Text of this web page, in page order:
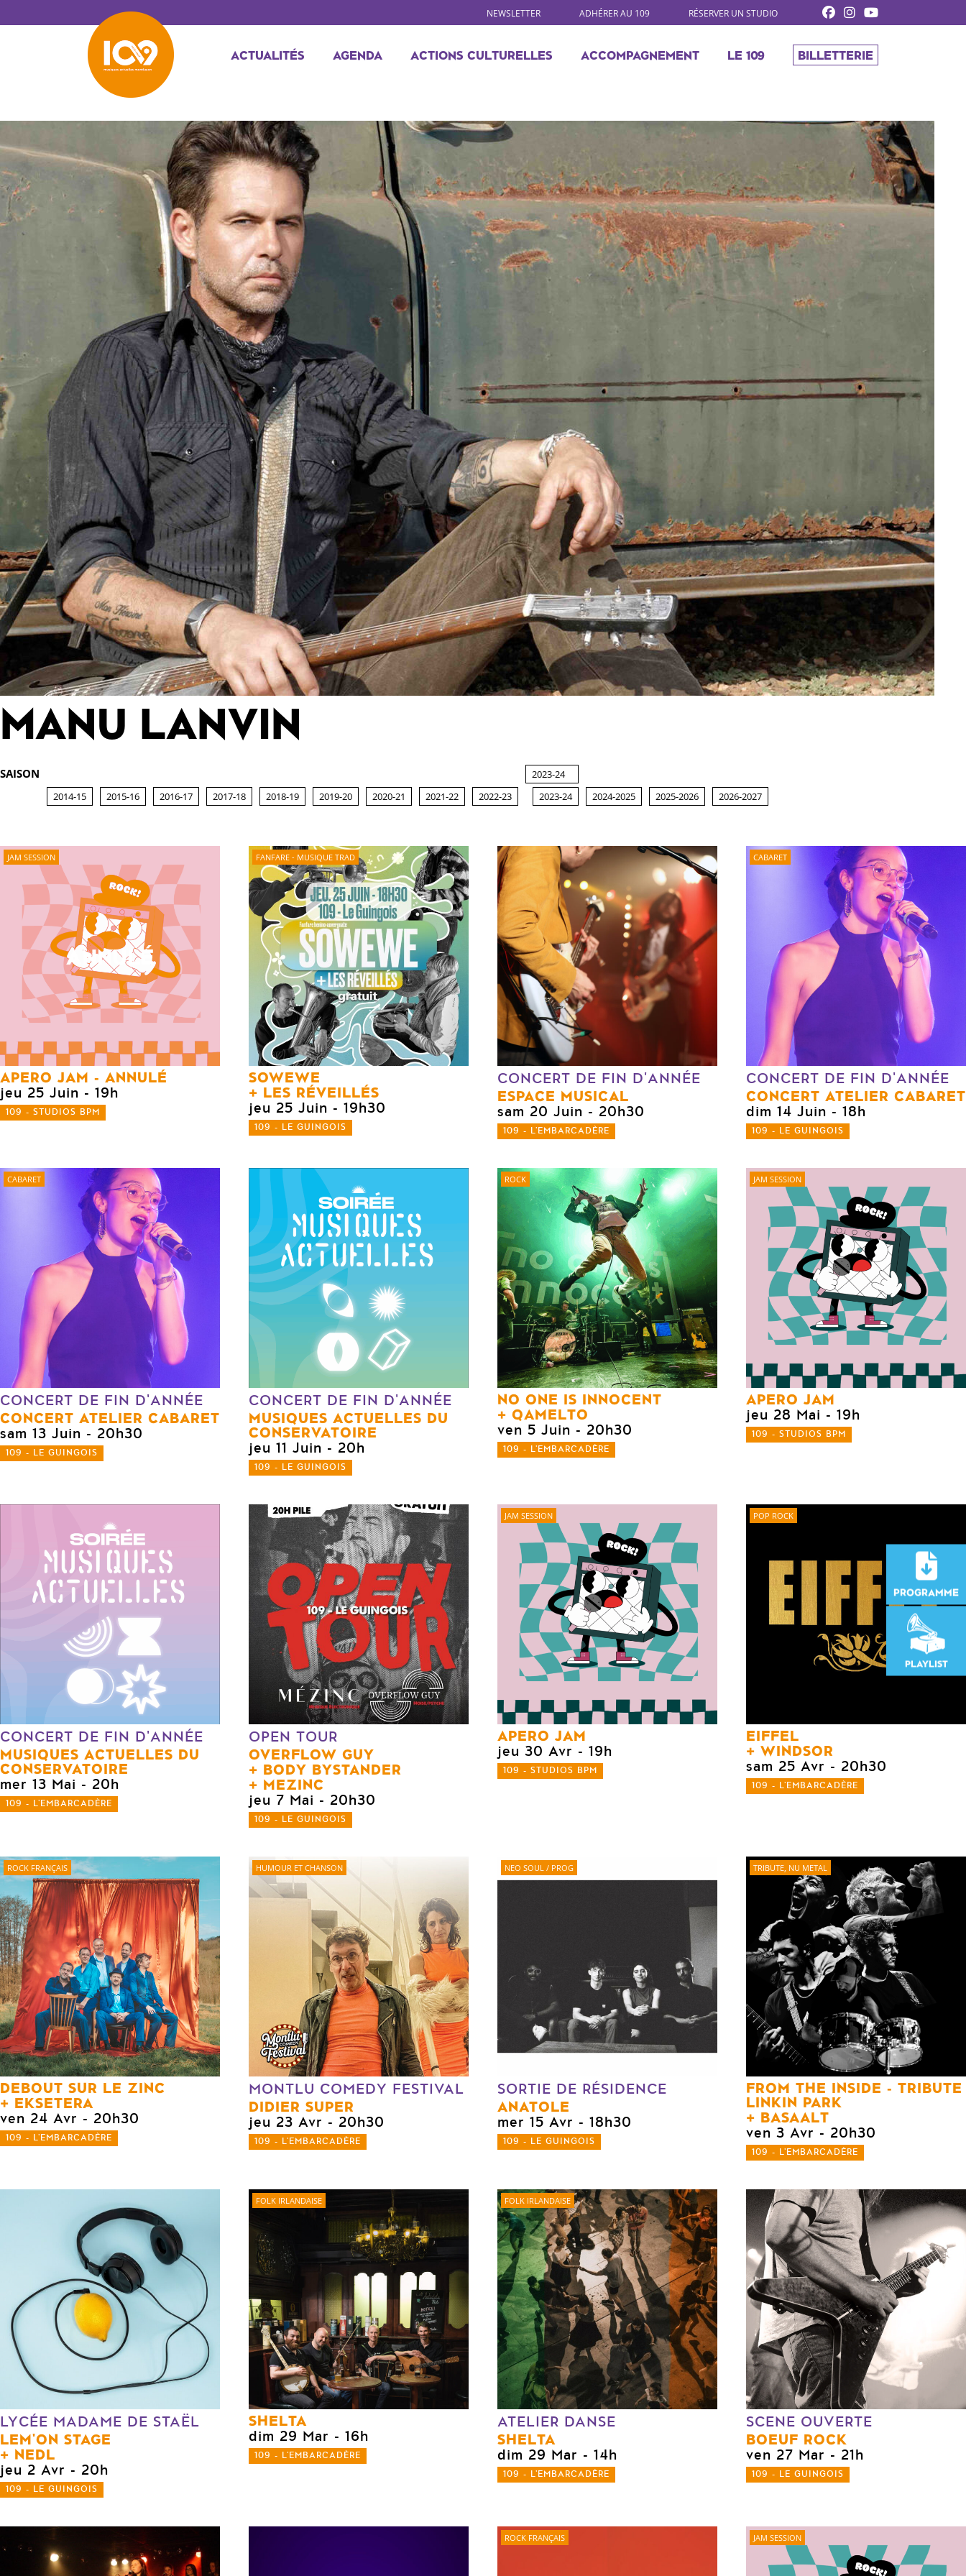
NEWSLETTER ADHÉRER AU 109 RÉSERVER UN STUDIO
ACTUALITÉS AGENDA ACTIONS CULTURELLES ACCOMPAGNEMENT LE 109 BILLETTERIE
MANU LANVIN
SAISON
2014-15 2015-16 2016-17 2017-18 2018-19 2019-20 2020-21 2021-22 2022-23
2023-24
2023-24
2024-2025 2025-2026 2026-2027
JAM SESSION
ANNULÉ
APERO JAM - ANNULÉ
jeu 25 Juin - 19h
109 - STUDIOS BPM
FANFARE - MUSIQUE TRAD
SOWEWE
LES RÉVEILLÉS
jeu 25 Juin - 19h30
109 - LE GUINGOIS
CONCERT DE FIN D'ANNÉE
ESPACE MUSICAL
sam 20 Juin - 20h30
109 - L'EMBARCADÈRE
CABARET
CONCERT DE FIN D'ANNÉE
CONCERT ATELIER CABARET
dim 14 Juin - 18h
109 - LE GUINGOIS
CABARET
CONCERT DE FIN D'ANNÉE
CONCERT ATELIER CABARET
sam 13 Juin - 20h30
109 - LE GUINGOIS
CONCERT DE FIN D'ANNÉE
MUSIQUES ACTUELLES DU
CONSERVATOIRE
jeu 11 Juin - 20h
109 - LE GUINGOIS
ROCK
NO ONE IS INNOCENT
QAMELTO
ven 5 Juin - 20h30
109 - L'EMBARCADÈRE
JAM SESSION
APERO JAM
jeu 28 Mai - 19h
109 - STUDIOS BPM
CONCERT DE FIN D'ANNÉE
MUSIQUES ACTUELLES DU
CONSERVATOIRE
mer 13 Mai - 20h
109 - L'EMBARCADÈRE
OPEN TOUR
OVERFLOW GUY
BODY BYSTANDER
MEZINC
jeu 7 Mai - 20h30
109 - LE GUINGOIS
JAM SESSION
APERO JAM
jeu 30 Avr - 19h
109 - STUDIOS BPM
POP ROCK
EIFFEL
WINDSOR
sam 25 Avr - 20h30
109 - L'EMBARCADÈRE
ROCK FRANÇAIS
DEBOUT SUR LE ZINC
EKSETERA
ven 24 Avr - 20h30
109 - L'EMBARCADÈRE
HUMOUR ET CHANSON
MONTLU COMEDY FESTIVAL
DIDIER SUPER
jeu 23 Avr - 20h30
109 - L'EMBARCADÈRE
NEO SOUL / PROG
SORTIE DE RÉSIDENCE
ANATOLE
mer 15 Avr - 18h30
109 - LE GUINGOIS
TRIBUTE, NU METAL
FROM THE INSIDE - TRIBUTE
LINKIN PARK
BASAALT
ven 3 Avr - 20h30
109 - L'EMBARCADÈRE
LYCÉE MADAME DE STAËL
LEM'ON STAGE
NEDL
jeu 2 Avr - 20h
109 - LE GUINGOIS
FOLK IRLANDAISE
SHELTA
dim 29 Mar - 16h
109 - L'EMBARCADÈRE
FOLK IRLANDAISE
ATELIER DANSE
SHELTA
dim 29 Mar - 14h
109 - L'EMBARCADÈRE
SCENE OUVERTE
BOEUF ROCK
ven 27 Mar - 21h
109 - LE GUINGOIS
ROCK FRANÇAIS JAM SESSION
PROGRAMME
PLAYLIST